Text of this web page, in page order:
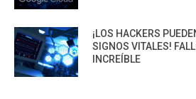
¡LOS HACKERS
SIGNOS VITALES!
INCREÍBLE